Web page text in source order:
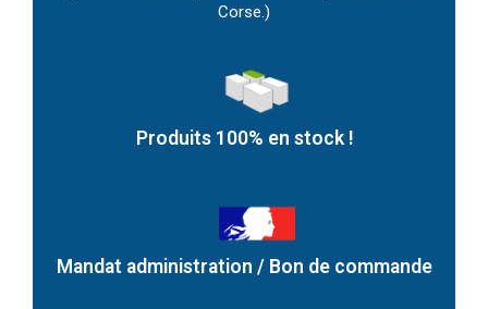
Corse.)
Produits 100% en stock !
Mandat administration / Bon de commande